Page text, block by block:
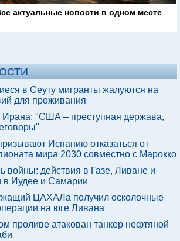
актуальные новости в одном месте
в Сеуту мигранты жалуются на
для проживания
Ирана: "США – преступная держава,
Испанию отказаться от
мира 2030 совместно с Марокко
войны: действия в Газе, Ливане и
в Иудее и Самарии
ЦАХАЛа получил осколочные
на юге Ливана
проливе атакован танкер нефтяной